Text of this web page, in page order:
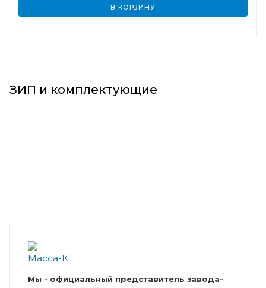
В КОРЗИНУ
ЗИП и комплектующие
Мы - официальный представитель завода-